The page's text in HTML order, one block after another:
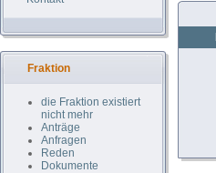
Fraktion
die Fraktion existiert
nicht mehr
Anträge
Anfragen
Reden
Dokumente